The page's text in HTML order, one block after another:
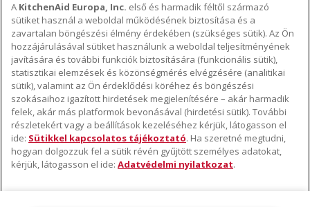
A KITCHENAID MÁRKÁRÓL
A márka lényege
A márka története
ODR
TÁMOGATÁS
Hol lehet megvenni
Garancia és dokumentumok
Ügyfélszolgálat
KÖVESSEN BENNÜNKET
A KitchenAid Europa, Inc. első és harmadik féltől származó
sütiket használ a weboldal működésének biztosítása és a
zavartalan böngészési élmény érdekében (szükséges sütik). Az Ön
hozzájárulásával sütiket használunk a weboldal teljesítményének
javítására és további funkciók biztosítására (funkcionális sütik),
statisztikai elemzések és közönségmérés elvégzésére (analitikai
sütik), valamint az Ön érdeklődési köréhez és böngészési
szokásaihoz igazított hirdetések megjelenítésére – akár harmadik
felek, akár más platformok bevonásával (hirdetési sütik). További
részletekért vagy a beállítások kezeléséhez kérjük, látogasson el
ide: Sütikkel kapcsolatos tájékoztató. Ha szeretné megtudni,
hogyan dolgozzuk fel a sütik révén gyűjtött személyes adatokat,
kérjük, látogasson el ide: Adatvédelmi nyilatkozat.